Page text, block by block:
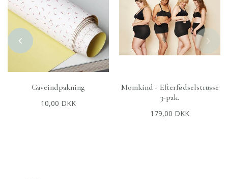
TILFØJ TIL KURV
Gaveindpakning
10,00 DKK
+ VÆLG MULIGHEDER
Momkind - Efterfødselstrusse
3-pak.
179,00 DKK